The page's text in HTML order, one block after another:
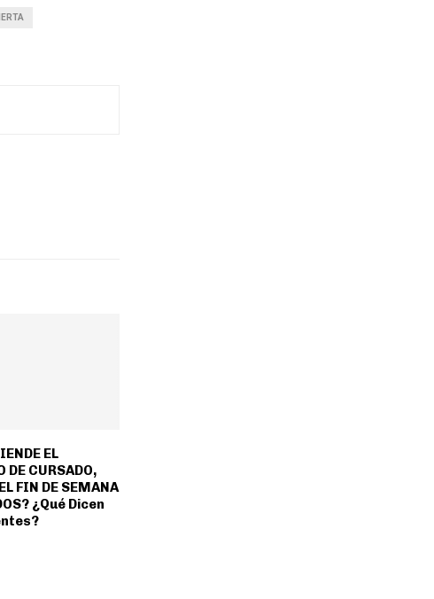
EL
DE CURSADO,
FIN DE SEMANA
¿Qué Dicen